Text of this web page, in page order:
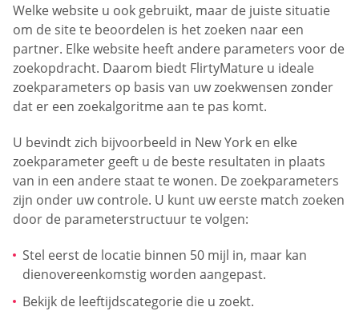
Welke website u ook gebruikt, maar de juiste situatie
om de site te beoordelen is het zoeken naar een
partner. Elke website heeft andere parameters voor de
zoekopdracht. Daarom biedt FlirtyMature u ideale
zoekparameters op basis van uw zoekwensen zonder
dat er een zoekalgoritme aan te pas komt.
U bevindt zich bijvoorbeeld in New York en elke
zoekparameter geeft u de beste resultaten in plaats
van in een andere staat te wonen. De zoekparameters
zijn onder uw controle. U kunt uw eerste match zoeken
door de parameterstructuur te volgen:
Stel eerst de locatie binnen 50 mijl in, maar kan
dienovereenkomstig worden aangepast.
Bekijk de leeftijdscategorie die u zoekt.